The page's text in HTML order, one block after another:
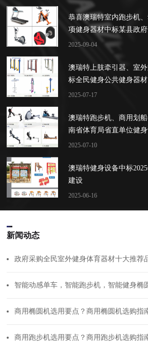
恭喜澳瑞特室内跑步机
项健身器材中标某县政
2025-09-04
澳瑞特上肢牵引器、室
标全民健身公共健身器材
2025-07-17
澳瑞特跑步机、商用划
南省体育局省直单位健
2025-07-10
澳瑞特健身设备中标
建设
2025-06-16
新闻动态
政府采购全民室外健身体育器材十大推荐
智能动感单车，智能跑步机，智能健身椭圆机等智能健身器
商用椭圆机选用要点？商用椭圆机选购指
商用跑步机选用要点？商用跑步机选购指